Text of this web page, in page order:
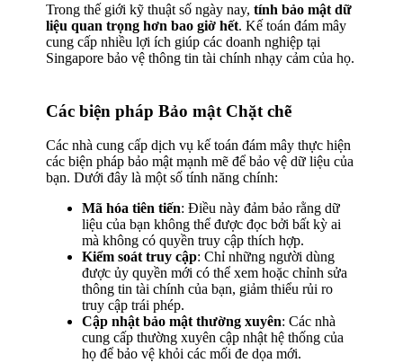
Trong thế giới kỹ thuật số ngày nay,tính bảo mật dữ
liệu quan trọng hơn bao giờ hết. Kế toán đám mây
cung cấp nhiều lợi ích giúp các doanh nghiệp tại
Singapore bảo vệ thông tin tài chính nhạy cảm của họ.
Các biện pháp Bảo mật Chặt chẽ
Các nhà cung cấp dịch vụ kế toán đám mây thực hiện
các biện pháp bảo mật mạnh mẽ để bảo vệ dữ liệu của
bạn. Dưới đây là một số tính năng chính:
Mã hóa tiên tiến: Điều này đảm bảo rằng dữ
liệu của bạn không thể được đọc bởi bất kỳ ai
mà không có quyền truy cập thích hợp.
Kiểm soát truy cập: Chỉ những người dùng
được ủy quyền mới có thể xem hoặc chỉnh sửa
thông tin tài chính của bạn, giảm thiểu rủi ro
truy cập trái phép.
Cập nhật bảo mật thường xuyên: Các nhà
cung cấp thường xuyên cập nhật hệ thống của
họ để bảo vệ khỏi các mối đe dọa mới.